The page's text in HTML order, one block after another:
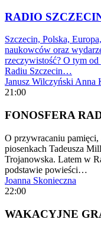
RADIO
Szczecin, Polska,
naukowców oraz
rzeczywistość? O tym
Radiu Szczecin…
Janusz WilczyńskiAnna
21:00
FONOSFERA
O przywracaniu
piosenkach Tadeusza
Trojanowska. Latem w
podstawie powieści…
Joanna Skonieczna
22:00
WAKACYJNE